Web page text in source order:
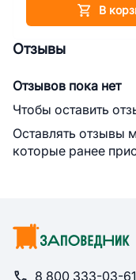
В
Отзывы
Отзывов пока нет
Чтобы оставить
Оставлять отзывы
которые ранее
8 800 333-03-61